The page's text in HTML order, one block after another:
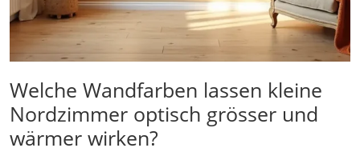
Welche Wandfarben lassen kleine
Nordzimmer optisch grösser und
wärmer wirken?